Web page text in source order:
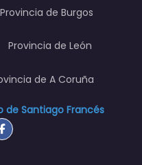
Provincia de Burgos
Provincia de León
de A Coruña
de Santiago Francés